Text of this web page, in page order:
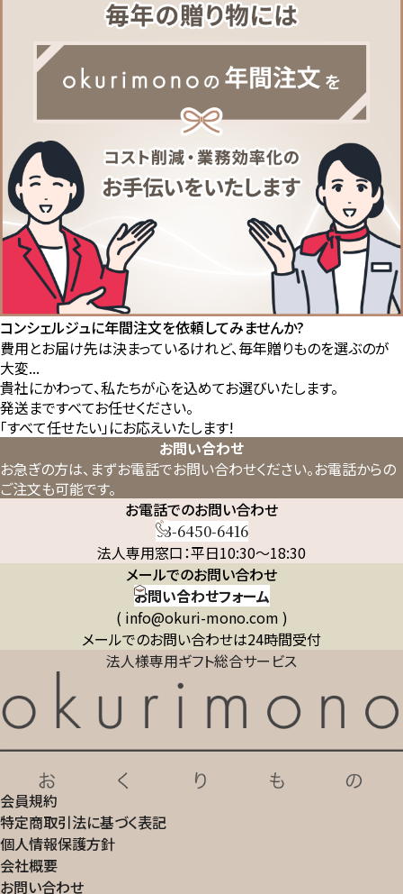
コンシェルジュに年間注文を依頼してみませんか?
費用とお届け先は決まっているけれど、毎年贈りものを選ぶのが
大変...
貴社にかわって、私たちが心を込めてお選びいたします。
発送まですべてお任せください。
「すべて任せたい」にお応えいたします!
お問い合わせ
お急ぎの方は、まずお電話でお問い合わせください。お電話からの
ご注文も可能です。
お電話でのお問い合わせ
03-6450-6416
法人専用窓口：平日10:30～18:30
メールでのお問い合わせ
お問い合わせフォーム
( info@okuri-mono.com )
メールでのお問い合わせは24時間受付
法人様専用ギフト総合サービス
会員規約
特定商取引法に基づく表記
個人情報保護方針
会社概要
お問い合わせ